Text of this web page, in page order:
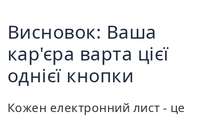
Висновок: Ваша
кар'єра варта цієї
однієї кнопки
Кожен електронний лист - це